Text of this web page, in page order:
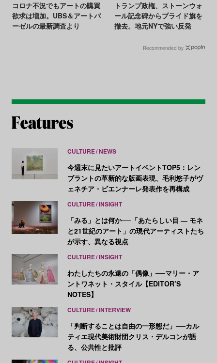
コロナ不況でもアートの購買
欲求は増加。UBS＆アートバ
ーゼルの最新調査より
トランプ政権、ストーンウォ
ール記念碑からプライド旗を
撤去。地元NYで強い反発
Recommended by
CULTURE NEWS
今週末に見たいアートイベントTOP5：レン
ブラントの革新的な版画表現、毛利悠子がヴ
ェネチア・ビエンナーレ発表作を再構成
CULTURE INSIGHT
「みる」とは何か──「あたらしい目 ― モネ
と21世紀のアート」の現代アーティストたち
が示す、異なる視点
CULTURE INSIGHT
わたしたちの永遠の「偶像」──マリー・ア
ントワネット・スタイル【EDITOR’S
NOTES】
CULTURE INTERVIEW
「判断することは自由の一形態だ」──カル
ティエ現代美術財団クリス・デルコンが語
る、公共性と批評